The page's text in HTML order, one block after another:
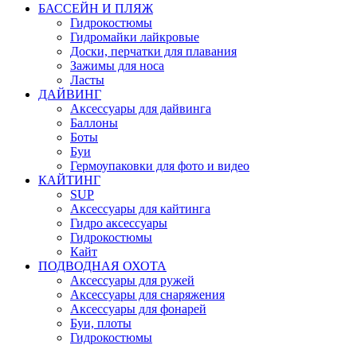
БАССЕЙН И ПЛЯЖ
Гидрокостюмы
Гидромайки лайкровые
Доски, перчатки для плавания
Зажимы для носа
Ласты
ДАЙВИНГ
Аксессуары для дайвинга
Баллоны
Боты
Буи
Гермоупаковки для фото и видео
КАЙТИНГ
SUP
Аксессуары для кайтинга
Гидро аксессуары
Гидрокостюмы
Кайт
ПОДВОДНАЯ ОХОТА
Аксессуары для ружей
Аксессуары для снаряжения
Аксессуары для фонарей
Буи, плоты
Гидрокостюмы